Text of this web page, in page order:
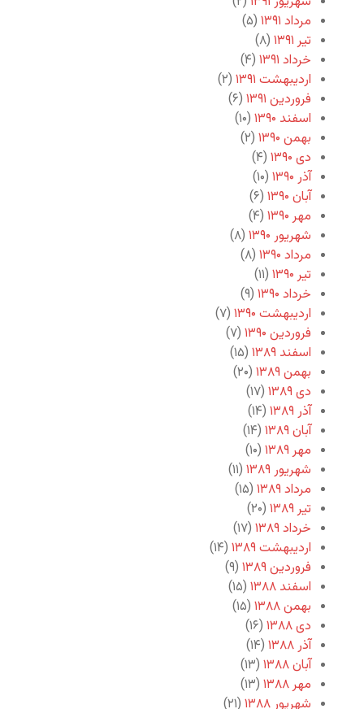
مرداد ۱۳۹۱
(۵)
تیر ۱۳۹۱
(۸)
خرداد ۱۳۹۱
(۴)
اردیبهشت ۱۳۹۱
(۲)
فروردین ۱۳۹۱
(۶)
اسفند ۱۳۹۰
(۱۰)
بهمن ۱۳۹۰
(۲)
دی ۱۳۹۰
(۴)
آذر ۱۳۹۰
(۱۰)
آبان ۱۳۹۰
(۶)
مهر ۱۳۹۰
(۴)
شهریور ۱۳۹۰
(۸)
مرداد ۱۳۹۰
(۸)
تیر ۱۳۹۰
(۱۱)
خرداد ۱۳۹۰
(۹)
اردیبهشت ۱۳۹۰
(۷)
فروردین ۱۳۹۰
(۷)
اسفند ۱۳۸۹
(۱۵)
بهمن ۱۳۸۹
(۲۰)
دی ۱۳۸۹
(۱۷)
آذر ۱۳۸۹
(۱۴)
آبان ۱۳۸۹
(۱۴)
مهر ۱۳۸۹
(۱۰)
شهریور ۱۳۸۹
(۱۱)
مرداد ۱۳۸۹
(۱۵)
تیر ۱۳۸۹
(۲۰)
خرداد ۱۳۸۹
(۱۷)
اردیبهشت ۱۳۸۹
(۱۴)
فروردین ۱۳۸۹
(۹)
اسفند ۱۳۸۸
(۱۵)
بهمن ۱۳۸۸
(۱۵)
دی ۱۳۸۸
(۱۶)
آذر ۱۳۸۸
(۱۴)
آبان ۱۳۸۸
(۱۳)
مهر ۱۳۸۸
(۱۳)
شهریور ۱۳۸۸
(۲۱)